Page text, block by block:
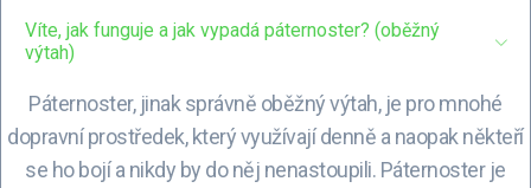
Víte, jak funguje a jak vypadá páternoster? (oběžný
výtah)
Páternoster, jinak správně oběžný výtah, je pro mnohé
dopravní prostředek, který využívají denně a naopak někteří
se ho bojí a nikdy by do něj nenastoupili. Páternoster je